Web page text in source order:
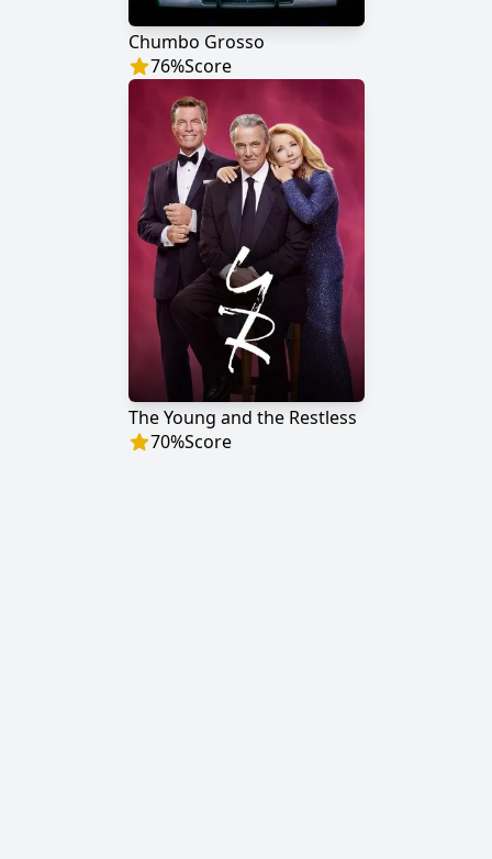
Chumbo Grosso
76%Score
The Young and the Restless
70%Score